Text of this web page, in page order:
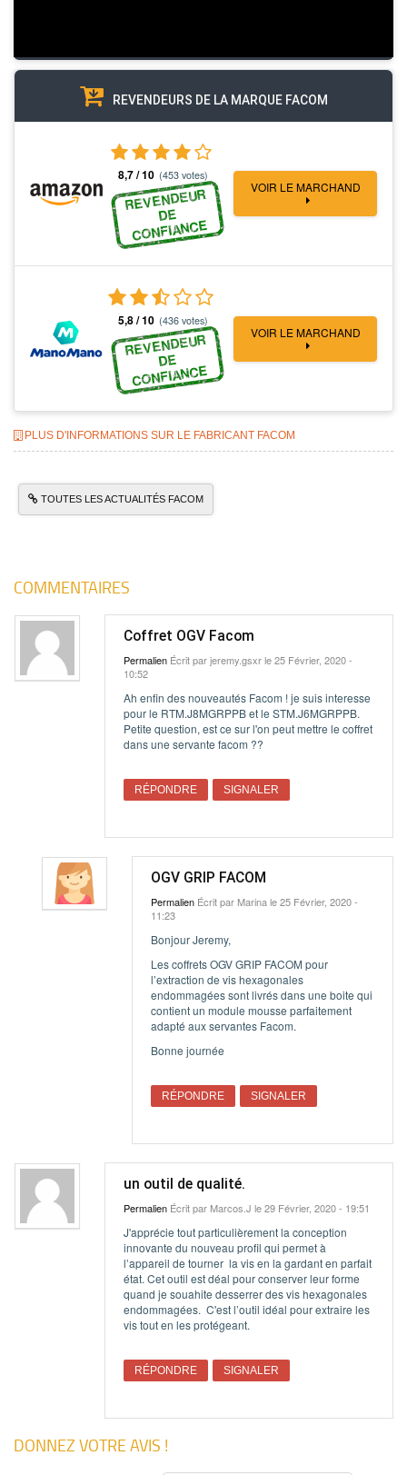
REVENDEURS DE LA MARQUE FACOM
8,7 / 10 (453 votes)
REVENDEUR
DE
CONFIANCE
VOIR LE MARCHAND
5,8 / 10 (436 votes)
REVENDEUR
DE
CONFIANCE
VOIR LE MARCHAND
PLUS D'INFORMATIONS SUR LE FABRICANT FACOM
TOUTES LES ACTUALITÉS FACOM
COMMENTAIRES
Coffret OGV Facom
Permalien Écrit parjeremy.gsxrle 25 Février, 2020 -
10:52
Ah enfin des nouveautés Facom ! je suis interesse
pour le RTM.J8MGRPPB et le STM.J6MGRPPB.
Petite question, est ce sur l'on peut mettre le coffret
dans une servante facom ??
RÉPONDRE SIGNALER
OGV GRIP FACOM
Permalien Écrit par Marinale 25 Février, 2020 -
11:23
Bonjour Jeremy,
Les coffrets OGV GRIP FACOM pour
l’extraction de vis hexagonales
endommagées sont livrés dans une boite qui
contient un module mousse parfaitement
adapté aux servantes Facom.
Bonne journée
RÉPONDRE SIGNALER
un outil de qualité.
Permalien Écrit par Marcos.J le 29 Février, 2020 - 19:51
J'apprécie tout particulièrement la conception
innovante du nouveau profil qui permet à
l’appareil de tourner la vis en la gardant en parfait
état. Cet outil est déal pour conserver leur forme
quand je souahite desserrer des vis hexagonales
endommagées. C'est l’outil idéal pour extraire les
vis tout en les protégeant.
RÉPONDRE SIGNALER
DONNEZ VOTRE AVIS !